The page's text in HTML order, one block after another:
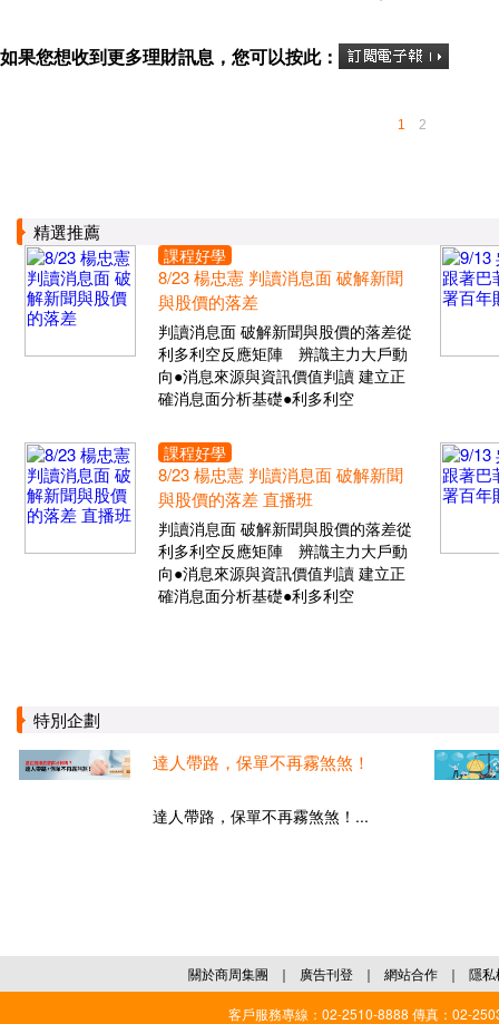
如果您想收到更多理財訊息，您可以按此：
1 2
精選推薦
課程好學
8/23 楊忠憲 判讀消息面 破解新聞
與股價的落差
判讀消息面 破解新聞與股價的落差從
利多利空反應矩陣 辨識主力大戶動
向●消息來源與資訊價值判讀 建立正
確消息面分析基礎●利多利空
課程好學
8/23 楊忠憲 判讀消息面 破解新聞
與股價的落差 直播班
判讀消息面 破解新聞與股價的落差從
利多利空反應矩陣 辨識主力大戶動
向●消息來源與資訊價值判讀 建立正
確消息面分析基礎●利多利空
特別企劃
達人帶路，保單不再霧煞煞！
達人帶路，保單不再霧煞煞！...
關於商周集團 ｜ 廣告刊登 ｜ 網站合作 ｜ 隱私
客戶服務專線：02-2510-8888 傳真：02-